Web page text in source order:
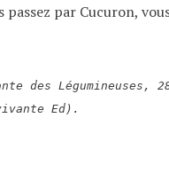
passez par Cucuron,
des
Ed).